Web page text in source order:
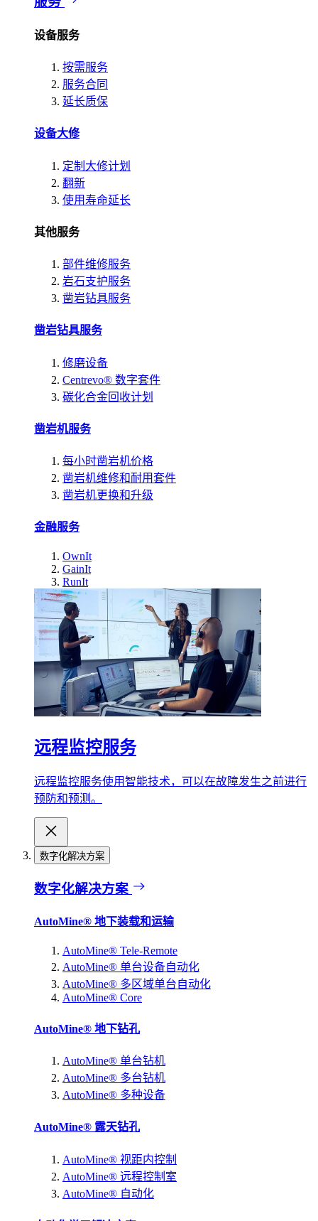
设备服务
按需服务
服务合同
延长质保
设备大修
定制大修计划
翻新
使用寿命延长
其他服务
部件维修服务
岩石支护服务
凿岩钻具服务
凿岩钻具服务
修磨设备
Centrevo® 数字套件
碳化合金回收计划
凿岩机服务
每小时凿岩机价格
凿岩机维修和耐用套件
凿岩机更换和升级
金融服务
OwnIt
GainIt
RunIt
远程监控服务
远程监控服务使用智能技术，可以在故障发生之前进行
预防和预测。
数字化解决方案
数字化解决方案
AutoMine® 地下装载和运输
AutoMine® Tele-Remote
AutoMine® 单台设备自动化
AutoMine® 多区域单台自动化
AutoMine® Core
AutoMine® 地下钻孔
AutoMine® 单台钻机
AutoMine® 多台钻机
AutoMine® 多种设备
AutoMine® 露天钻孔
AutoMine® 视距内控制
AutoMine® 远程控制室
AutoMine® 自动化